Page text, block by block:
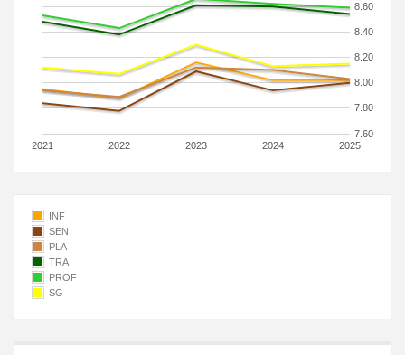
2021 2022 2023 2024 2025
7.60
7.80
8.00
8.20
8.40
8.60
INF
SEN
PLA
TRA
PROF
SG